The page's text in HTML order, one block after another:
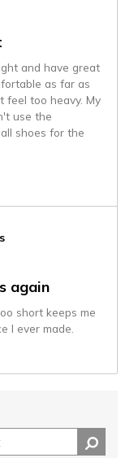
and have great
as far as
feel too heavy. My
use the
shoes for the
again
short keeps me
I ever made.